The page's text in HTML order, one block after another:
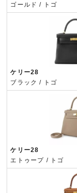
ゴールド / トゴ
ケリー28
ブラック / トゴ
ケリー28
エトゥープ / トゴ